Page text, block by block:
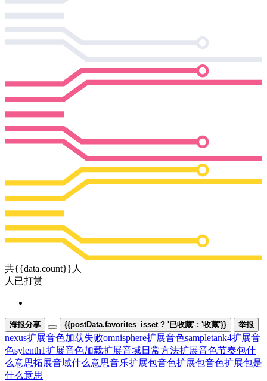
共{{data.count}}人
人已打赏
海报分享 {{postData.favorites_isset ? '已收藏' : '收藏'}} 举报
nexus扩展音色加载失败omnisphere扩展音色sampletank4扩展音
色sylenth1扩展音色加载扩展音域日常方法扩展音色节奏包什
么意思拓展音域什么意思音乐扩展包音色扩展包音色扩展包是
什么意思